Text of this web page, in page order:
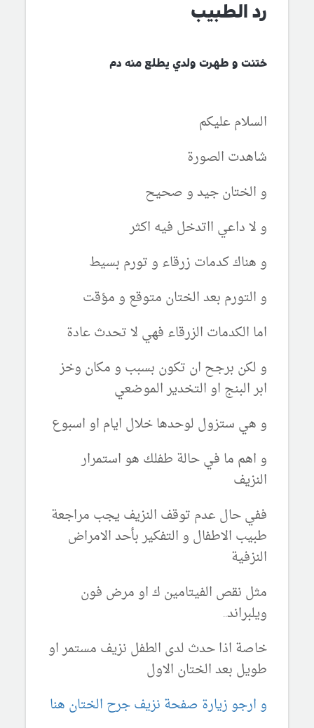
رد الطبيب
ختنت و طهرت ولدي يطلع منه دم
السلام عليكم
شاهدت الصورة
و الختان جيد و صحيح
و لا داعي ااتدخل فيه اكثر
و هناك كدمات زرقاء و تورم بسيط
و التورم بعد الختان متوقع و مؤقت
اما الكدمات الزرقاء فهي لا تحدث عادة
و لكن برجح ان تكون بسبب و مكان وخز
ابر البنج او التخدير الموضعي
و هي ستزول لوحدها خلال ايام او اسبوع
و اهم ما في حالة طفلك هو استمرار
النزيف
ففي حال عدم توقف النزيف يجب مراجعة
طبيب الاطفال و التفكير بأحد الامراض
النزفية
مثل نقص الفيتامين ك او مرض فون
ويلبراند..
خاصة اذا حدث لدى الطفل نزيف مستمر او
طويل بعد الختان الاول
و ارجو زيارة صفحة نزيف جرح الختان هنا